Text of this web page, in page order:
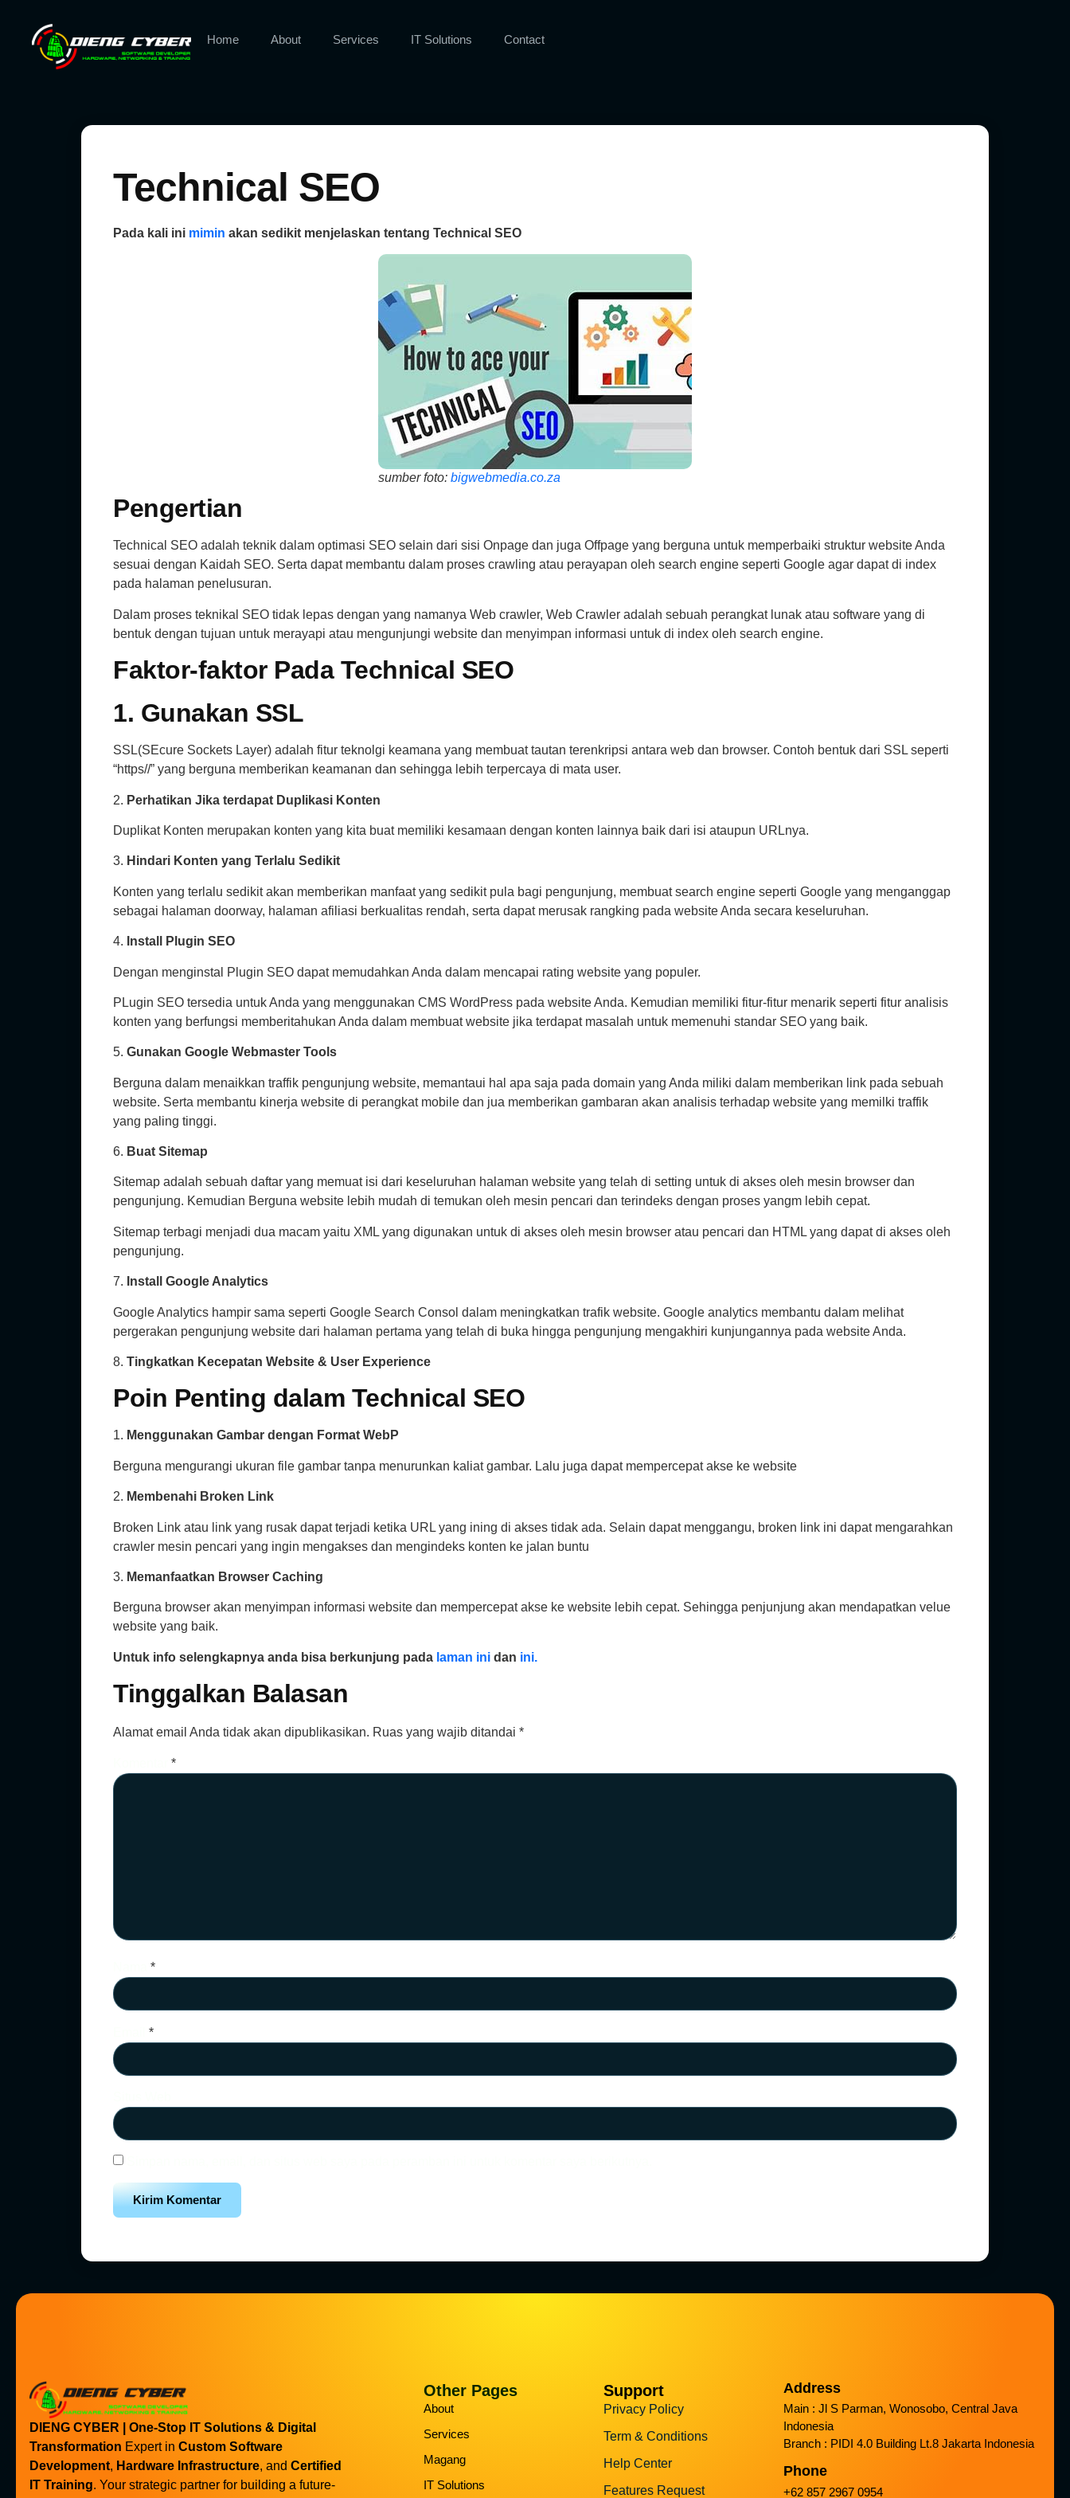
Home About Services IT Solutions Contact
Technical SEO
Pada kali ini mimin akan sedikit menjelaskan tentang Technical SEO
sumber foto: bigwebmedia.co.za
Pengertian
Technical SEO adalah teknik dalam optimasi SEO selain dari sisi Onpage dan juga Offpage yang berguna untuk memperbaiki struktur website Anda
sesuai dengan Kaidah SEO. Serta dapat membantu dalam proses crawling atau perayapan oleh search engine seperti Google agar dapat di index
pada halaman penelusuran.
Dalam proses teknikal SEO tidak lepas dengan yang namanya Web crawler, Web Crawler adalah sebuah perangkat lunak atau software yang di
bentuk dengan tujuan untuk merayapi atau mengunjungi website dan menyimpan informasi untuk di index oleh search engine.
Faktor-faktor Pada Technical SEO
1. Gunakan SSL
SSL(SEcure Sockets Layer) adalah fitur teknolgi keamana yang membuat tautan terenkripsi antara web dan browser. Contoh bentuk dari SSL seperti
“https//” yang berguna memberikan keamanan dan sehingga lebih terpercaya di mata user.
2. Perhatikan Jika terdapat Duplikasi Konten
Duplikat Konten merupakan konten yang kita buat memiliki kesamaan dengan konten lainnya baik dari isi ataupun URLnya.
3. Hindari Konten yang Terlalu Sedikit
Konten yang terlalu sedikit akan memberikan manfaat yang sedikit pula bagi pengunjung, membuat search engine seperti Google yang menganggap
sebagai halaman doorway, halaman afiliasi berkualitas rendah, serta dapat merusak rangking pada website Anda secara keseluruhan.
4. Install Plugin SEO
Dengan menginstal Plugin SEO dapat memudahkan Anda dalam mencapai rating website yang populer.
PLugin SEO tersedia untuk Anda yang menggunakan CMS WordPress pada website Anda. Kemudian memiliki fitur-fitur menarik seperti fitur analisis
konten yang berfungsi memberitahukan Anda dalam membuat website jika terdapat masalah untuk memenuhi standar SEO yang baik.
5. Gunakan Google Webmaster Tools
Berguna dalam menaikkan traffik pengunjung website, memantaui hal apa saja pada domain yang Anda miliki dalam memberikan link pada sebuah
website. Serta membantu kinerja website di perangkat mobile dan jua memberikan gambaran akan analisis terhadap website yang memilki traffik
yang paling tinggi.
6. Buat Sitemap
Sitemap adalah sebuah daftar yang memuat isi dari keseluruhan halaman website yang telah di setting untuk di akses oleh mesin browser dan
pengunjung. Kemudian Berguna website lebih mudah di temukan oleh mesin pencari dan terindeks dengan proses yangm lebih cepat.
Sitemap terbagi menjadi dua macam yaitu XML yang digunakan untuk di akses oleh mesin browser atau pencari dan HTML yang dapat di akses oleh
pengunjung.
7. Install Google Analytics
Google Analytics hampir sama seperti Google Search Consol dalam meningkatkan trafik website. Google analytics membantu dalam melihat
pergerakan pengunjung website dari halaman pertama yang telah di buka hingga pengunjung mengakhiri kunjungannya pada website Anda.
8. Tingkatkan Kecepatan Website & User Experience
Poin Penting dalam Technical SEO
1. Menggunakan Gambar dengan Format WebP
Berguna mengurangi ukuran file gambar tanpa menurunkan kaliat gambar. Lalu juga dapat mempercepat akse ke website
2. Membenahi Broken Link
Broken Link atau link yang rusak dapat terjadi ketika URL yang ining di akses tidak ada. Selain dapat menggangu, broken link ini dapat mengarahkan
crawler mesin pencari yang ingin mengakses dan mengindeks konten ke jalan buntu
3. Memanfaatkan Browser Caching
Berguna browser akan menyimpan informasi website dan mempercepat akse ke website lebih cepat. Sehingga penjunjung akan mendapatkan velue
website yang baik.
Untuk info selengkapnya anda bisa berkunjung pada laman ini dan ini.
Tinggalkan Balasan
Alamat email Anda tidak akan dipublikasikan. Ruas yang wajib ditandai *
*
*
*
DIENG CYBER | One-Stop IT Solutions & Digital
Transformation Expert in Custom Software
Development, Hardware Infrastructure, and Certified
IT Training. Your strategic partner for building a future-
Other Pages
About
Services
Magang
IT Solutions
Support
Privacy Policy
Term & Conditions
Help Center
Features Request
Address
Main : Jl S Parman, Wonosobo, Central Java
Indonesia
Branch : PIDI 4.0 Building Lt.8 Jakarta Indonesia
Phone
+62 857 2967 0954